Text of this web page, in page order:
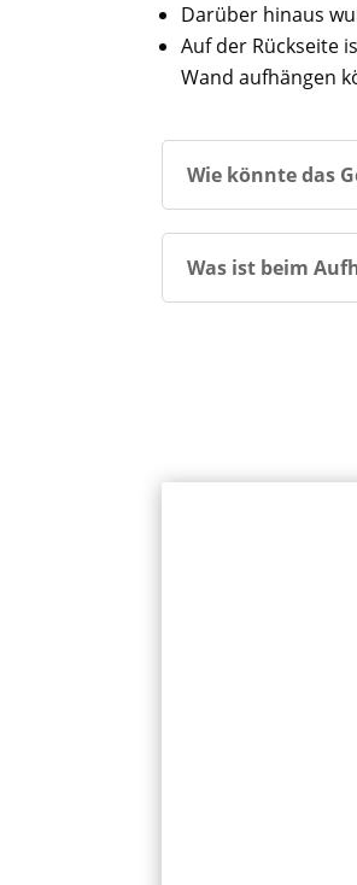
Darüber hinaus
Auf der Rückseite
Wand aufhängen
Wie könnte das
Was ist beim